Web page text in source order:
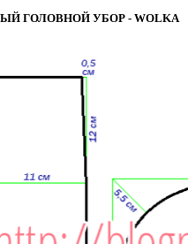
ГОЛОВНОЙ УБОР - WOLKA